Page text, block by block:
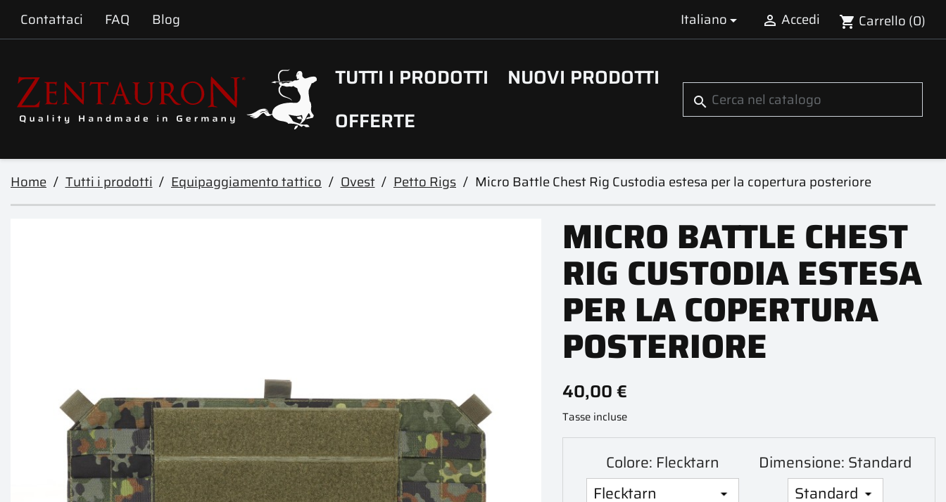
Contattaci FAQ Blog Italiano  Accedi shopping_cart Carrello (0)
TUTTI I PRODOTTI
NUOVI PRODOTTI
OFFERTE
search
Home Tutti i prodotti Equipaggiamento tattico Ovest Petto Rigs Micro Battle Chest Rig Custodia estesa per la copertura posteriore
MICRO BATTLE CHEST
RIG CUSTODIA ESTESA
PER LA COPERTURA
POSTERIORE
40,00 €
Tasse incluse
Colore: Flecktarn Dimensione: Standard